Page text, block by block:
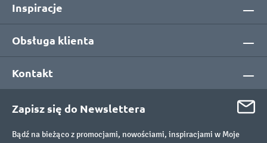
Inspiracje
Obsługa klienta
Kontakt
Zapisz się do Newslettera
Bądź na bieżąco z promocjami, nowościami, inspiracjami w Moje